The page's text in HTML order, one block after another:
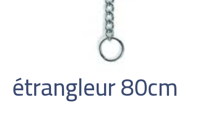
étrangleur 80cm